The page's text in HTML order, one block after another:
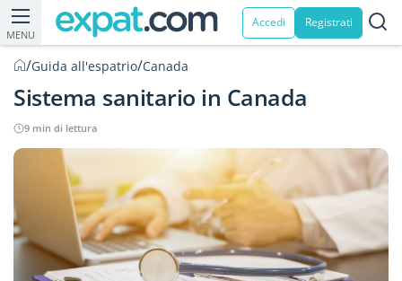
MENU
Accedi Registrati
/Guida all'espatrio/Canada
Sistema sanitario in Canada
9 min di lettura